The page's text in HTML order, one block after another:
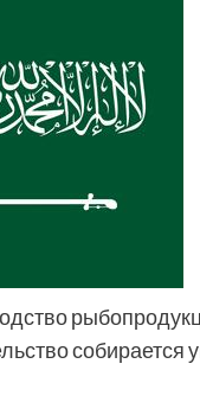
собирается